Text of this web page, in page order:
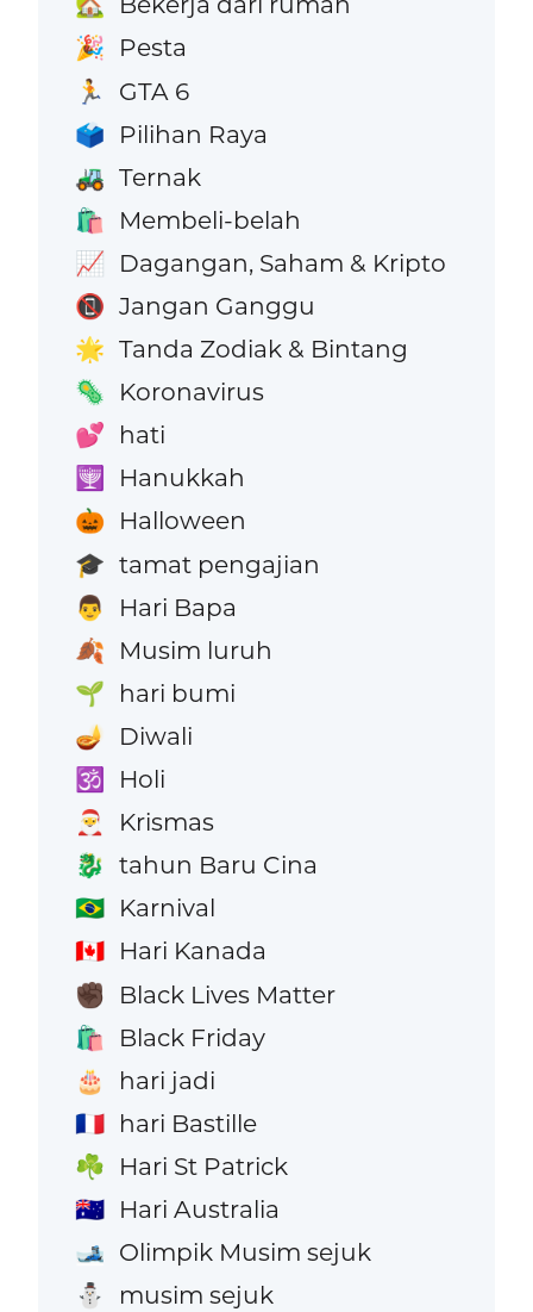
🎉 Pesta
🏃 GTA 6
🗳️ Pilihan Raya
🚜 Ternak
🛍️ Membeli-belah
📈 Dagangan, Saham & Kripto
📵 Jangan Ganggu
🌟 Tanda Zodiak & Bintang
🦠 Koronavirus
💕 hati
🕎 Hanukkah
🎃 Halloween
🎓 tamat pengajian
👨 Hari Bapa
🍂 Musim luruh
🌱 hari bumi
🪔 Diwali
🕉️ Holi
🎅 Krismas
🐉 tahun Baru Cina
🇧🇷 Karnival
🇨🇦 Hari Kanada
✊🏿 Black Lives Matter
🛍️ Black Friday
🎂 hari jadi
🇫🇷 hari Bastille
☘️ Hari St Patrick
🇦🇺 Hari Australia
🎿 Olimpik Musim sejuk
⛄ musim sejuk